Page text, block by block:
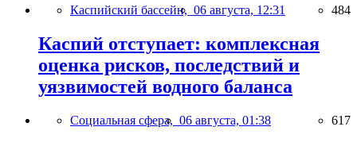
Каспийский бассейн, 06 августа, 12:31 484
Каспий отступает: комплексная
оценка рисков, последствий и
уязвимостей водного баланса
Социальная сфера, 06 августа, 01:38 617